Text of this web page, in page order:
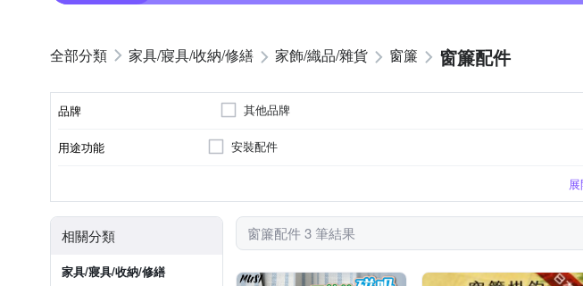
家具/寢具/收納/修繕 家飾/織品/雜貨 窗簾 窗簾配件
品牌 其他品牌
用途功能 安裝配件
相關分類
家具/寢具/收納/修繕
窗簾配件 3 筆結果